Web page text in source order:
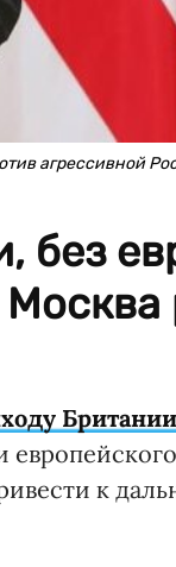
агрессивной
без
Британии
к